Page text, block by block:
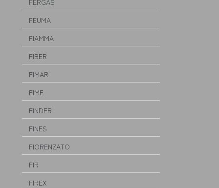
FERGAS
FEUMA
FIAMMA
FIBER
FIMAR
FIME
FINDER
FINES
FIORENZATO
FIR
FIREX